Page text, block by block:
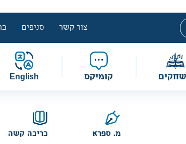
תמחור מוזלת, ואינם נחשבים למבצע לפי
וע״פ התקנות.
צור קשר סניפים
קומיקס English
מ. ספרא כריכה קשה